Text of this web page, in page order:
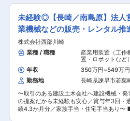
っており、プライベートとの両立も図るこ
能です。 ■入社後の流れについて 入社後は工具
の使い方に始まり、先輩社員のOJTにて業
得していただきます。業界未経験の方でも
業務を覚えて習熟していくことができます。 ■
社に関して： ・トヨクニグループ（グル
約90億円）の中核企業の一つ！グループ
州に18拠点、社員は約200名！ ・コベルコ建機の
代理店として高実績を誇り、その他大手建
カーの取扱いもあり、ニーズに的確に対応
ます！ 変更の範囲：会社の定める業務
安心してスタートできる充実した研修制度
ます◎ ・ノルマが一切ないため、プレッ
感じることなく業務に取り組めます！ ・
への対応が中心で、新規営業の割合は少な
定した働き方が可能です◎ ・6か月〜1年間
社員との同行があり、じっくりと業務を学
境です。 ■職務内容： 損害保険や生命保険のサ
ポート業務を担当していただきます。具体
は、以下のような流れで業務を進めます。 <入社
後すぐにお任せする業務>： ・保険業務に
資格の取得を会社がサポートします。 ・既
客様の自動車保険の更新手続きや新規自動
の手続きを行います。これにより、基本的
業務の流れを学びます。 <慣れてきたら順次お任
せする業務>： ・自動車の事故対応を担当
未経験◎【長崎／南島原】法
業機械などの販売・レンタル
勤無
株式会社西部川崎
業種 / 職種
産業用装置（工作
置・ロボットなど
輸送機器
装置・
業（国内） 自動車
営業（国内）
年収 350万円~549万円
勤務地
長崎県諫早市若葉
〜取引のある建設土木会社へ建設機械・発
の提案だから未経験も安心／賞与年3回・
績4.3か月分／家族手当・住宅手当あり〜 ■業務